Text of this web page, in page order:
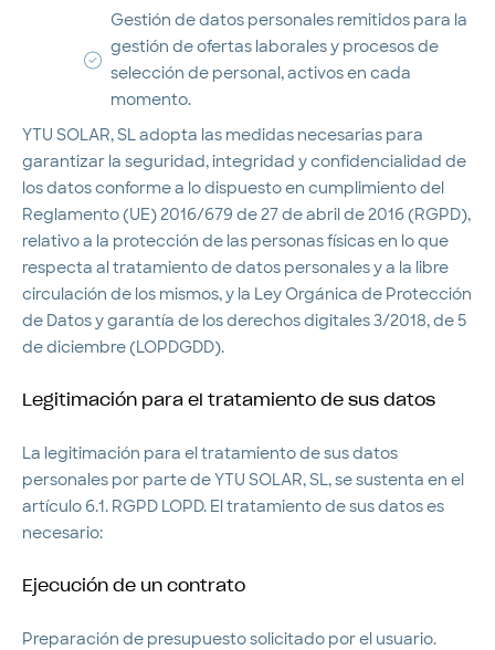
Gestión de datos personales remitidos para la
gestión de ofertas laborales y procesos de
selección de personal, activos en cada
momento.
YTU SOLAR, SL adopta las medidas necesarias para
garantizar la seguridad, integridad y confidencialidad de
los datos conforme a lo dispuesto en cumplimiento del
Reglamento (UE) 2016/679 de 27 de abril de 2016 (RGPD),
relativo a la protección de las personas físicas en lo que
respecta al tratamiento de datos personales y a la libre
circulación de los mismos, y la Ley Orgánica de Protección
de Datos y garantía de los derechos digitales 3/2018, de 5
de diciembre (LOPDGDD).
Legitimación para el tratamiento de sus datos
La legitimación para el tratamiento de sus datos
personales por parte de YTU SOLAR, SL, se sustenta en el
artículo 6.1. RGPD LOPD. El tratamiento de sus datos es
necesario:
Ejecución de un contrato
Preparación de presupuesto solicitado por el usuario.